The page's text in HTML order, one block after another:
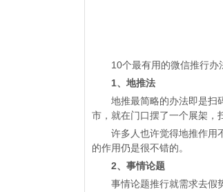
10个最有用的微信推行办
1、地推法
地推最简略的办法即是扫码
市，就在门口摆了一个展架，
许多人也许觉得地推作用不
的作用仍是很不错的。
2、事情论题
事情论题推行就需求去假势